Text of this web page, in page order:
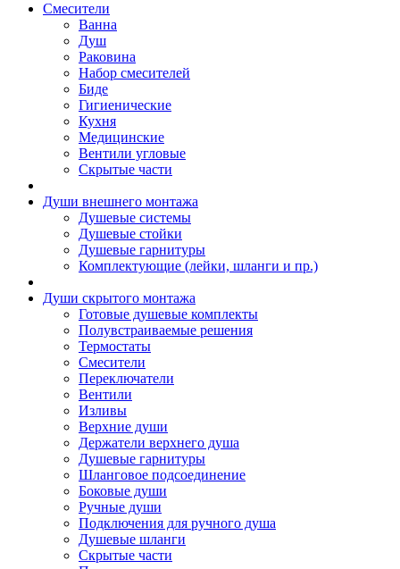
Смесители
Ванна
Душ
Раковина
Набор смесителей
Биде
Гигиенические
Кухня
Медицинские
Вентили угловые
Скрытые части
Души внешнего монтажа
Душевые системы
Душевые стойки
Душевые гарнитуры
Комплектующие (лейки, шланги и пр.)
Души скрытого монтажа
Готовые душевые комплекты
Полувстраиваемые решения
Термостаты
Смесители
Переключатели
Вентили
Изливы
Верхние души
Держатели верхнего душа
Душевые гарнитуры
Шланговое подсоединение
Боковые души
Ручные души
Подключения для ручного душа
Душевые шланги
Скрытые части